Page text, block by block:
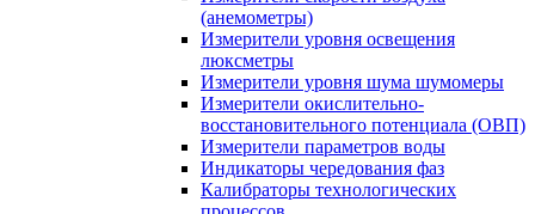
(анемометры)
Измерители уровня освещения
люксметры
Измерители уровня шума шумомеры
Измерители окислительно-
восстановительного потенциала (ОВП)
Измерители параметров воды
Индикаторы чередования фаз
Калибраторы технологических